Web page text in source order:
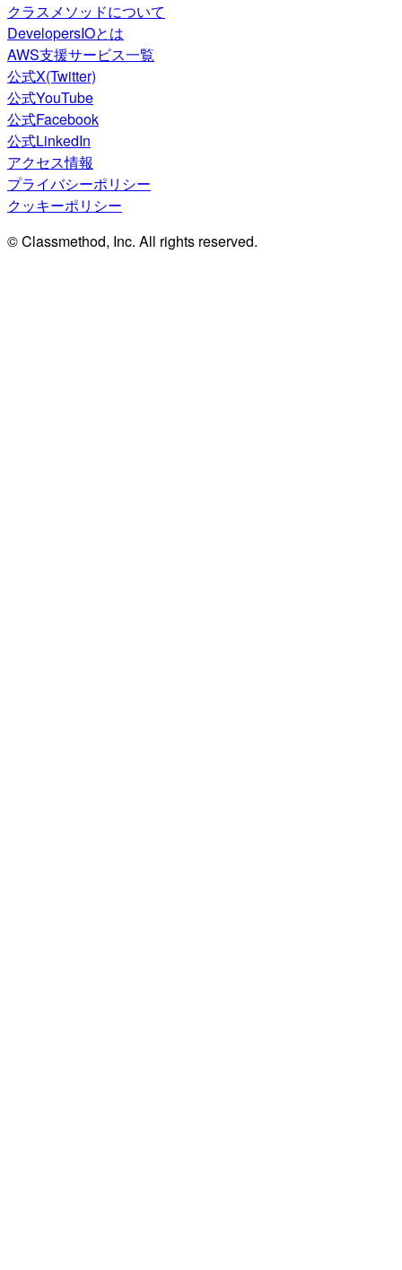
クラスメソッドについて
DevelopersIOとは
AWS支援サービス一覧
公式X(Twitter)
公式YouTube
公式Facebook
公式LinkedIn
アクセス情報
プライバシーポリシー
クッキーポリシー
© Classmethod, Inc. All rights reserved.